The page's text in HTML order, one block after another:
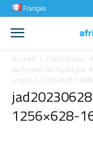
Français
Accueil
Diplomatie :
au forum de Riyad par
atepa-1-1256x628-
1256×628-